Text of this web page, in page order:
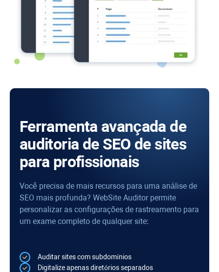
Ferramenta avançada de
auditoria de SEO de sites
para profissionais
Você precisa de mais recursos para uma análise de
SEO mais profunda? WebSite Auditorpermite
personalizar as configurações de rastreamento para
um exame completo de qualquer site:
Auditar sites com subdomínios
Digitalize apenas diretórios separados